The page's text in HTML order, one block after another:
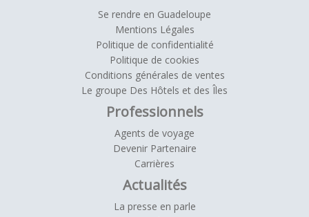
Se rendre en Guadeloupe
Mentions Légales
Politique de confidentialité
Politique de cookies
Conditions générales de ventes
Le groupe Des Hôtels et des Îles
Professionnels
Agents de voyage
Devenir Partenaire
Carrières
Actualités
La presse en parle